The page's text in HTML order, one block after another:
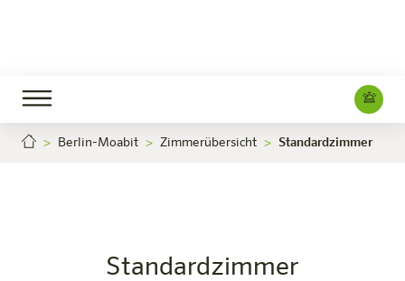
Berlin-Moabit Zimmerübersicht Standardzimmer
Standardzimmer